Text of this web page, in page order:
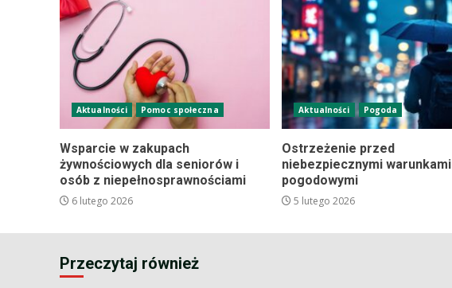
Aktualności Pomoc społeczna
Wsparcie w zakupach
żywnościowych dla seniorów i
osób z niepełnosprawnościami
6 lutego 2026
Aktualności Pogoda
Ostrzeżenie przed
niebezpiecznymi warunkami
pogodowymi
5 lutego 2026
Przeczytaj również